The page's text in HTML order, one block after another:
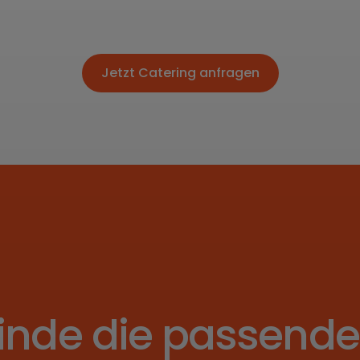
Jetzt Catering anfragen
Jetzt Catering anfragen
die